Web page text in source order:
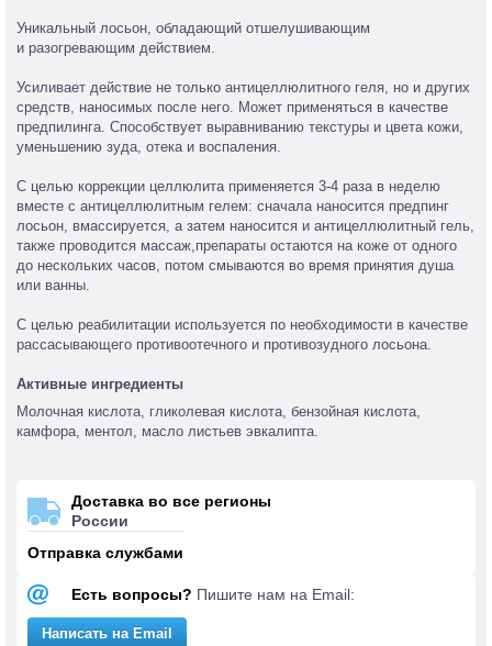
Уникальный лосьон, обладающий отшелушивающим
и разогревающим действием.
Усиливает действие не только антицеллюлитного геля, но и других
средств, наносимых после него. Может применяться в качестве
предпилинга. Способствует выравниванию текстуры и цвета кожи,
уменьшению зуда, отека и воспаления.
С целью коррекции целлюлита применяется 3-4 раза в неделю
вместе с антицеллюлитным гелем: сначала наносится предпинг
лосьон, вмассируется, а затем наносится и антицеллюлитный гель,
также проводится массаж,препараты остаются на коже от одного
до нескольких часов, потом смываются во время принятия душа
или ванны.
С целью реабилитации используется по необходимости в качестве
рассасывающего противоотечного и противозудного лосьона.
Активные ингредиенты
Молочная кислота, гликолевая кислота, бензойная кислота,
камфора, ментол, масло листьев эвкалипта.
Доставка во все регионы
России
Отправка службами
Есть вопросы? Пишите нам на Email:
Написать на Email